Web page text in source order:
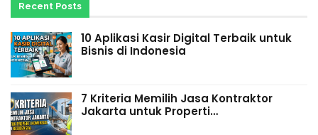
Recent Posts
10 Aplikasi Kasir Digital Terbaik untuk
Bisnis di Indonesia
7 Kriteria Memilih Jasa Kontraktor
Jakarta untuk Properti…